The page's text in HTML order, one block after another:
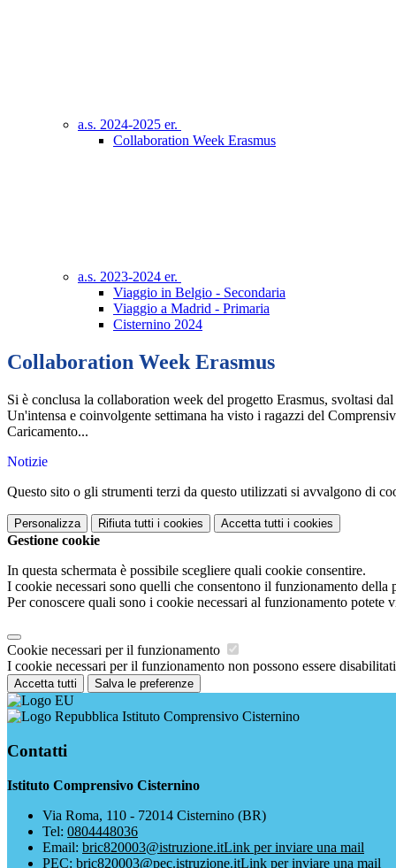
a.s. 2024-2025 er.
Collaboration Week Erasmus
a.s. 2023-2024 er.
Viaggio in Belgio - Secondaria
Viaggio a Madrid - Primaria
Cisternino 2024
Collaboration Week Erasmus
Si è conclusa la collaboration week del progetto Erasmus, svoltasi
Un'intensa e coinvolgente settimana ha visto i ragazzi del
Caricamento...
Notizie
Questo sito o gli strumenti terzi da questo utilizzati si avvalgono di
Personalizza Rifiuta tutti i cookies Accetta tutti i cookies
Gestione cookie
In questa schermata è possibile scegliere quali cookie consentire.
I cookie necessari sono quelli che consentono il funzionamento
Per conoscere quali sono i cookie necessari al funzionamento potete
Cookie necessari per il funzionamento
I cookie necessari per il funzionamento non possono essere
Accetta tutti Salva le preferenze
Istituto Comprensivo Cisternino
Contatti
Istituto Comprensivo Cisternino
Via Roma, 110 - 72014 Cisternino (BR)
Tel: 0804448036
Email: bric820003@istruzione.itLink per inviare una mail
PEC: bric820003@pec.istruzione.itLink per inviare una mail